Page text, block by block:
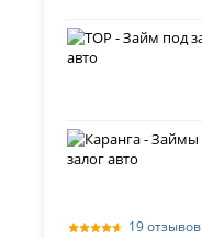
19 отзывов